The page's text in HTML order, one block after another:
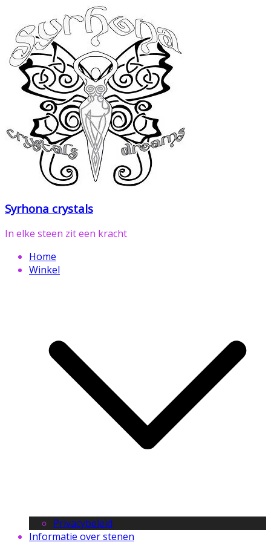
naar
inhoud
Syrhona crystals
In elke steen zit een kracht
Home
Winkel
Privacybeleid
Informatie over stenen